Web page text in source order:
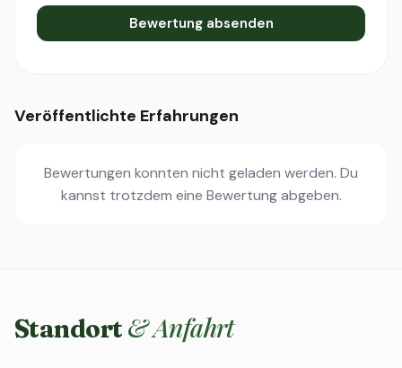
Bewertung absenden
Veröffentlichte Erfahrungen
Bewertungen konnten nicht geladen werden. Du
kannst trotzdem eine Bewertung abgeben.
Standort & Anfahrt